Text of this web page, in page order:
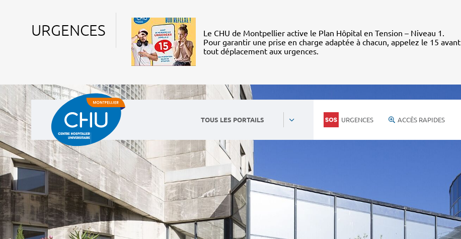
URGENCES
Le CHU de Montpellier active le Plan Hôpital en Tension – Niveau 1.
Pour garantir une prise en charge adaptée à chacun, appelez le 15 avant
tout déplacement aux urgences.
TOUS LES PORTAILS URGENCES ACCÈS RAPIDES